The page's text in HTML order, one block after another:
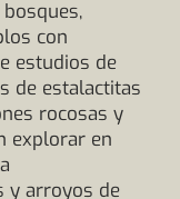
con
estudios de
de estalactitas
rocosas y
explorar en
y arroyos de